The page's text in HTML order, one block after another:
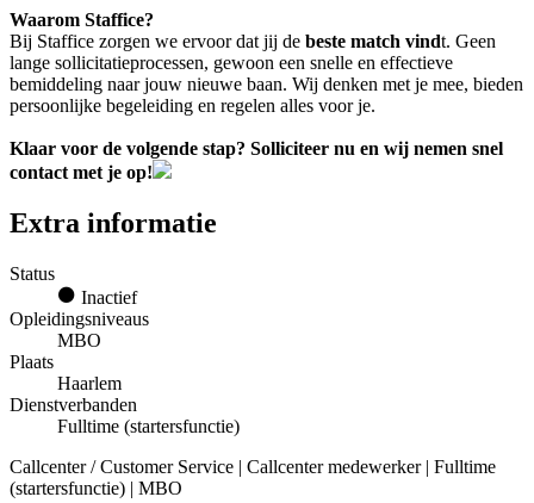
Waarom Staffice?
Bij Staffice zorgen we ervoor dat jij de beste match vindt. Geen
lange sollicitatieprocessen, gewoon een snelle en effectieve
bemiddeling naar jouw nieuwe baan. Wij denken met je mee, bieden
persoonlijke begeleiding en regelen alles voor je.
Klaar voor de volgende stap? Solliciteer nu en wij nemen snel
contact met je op!
Extra informatie
Status
Inactief
Opleidingsniveaus
MBO
Plaats
Haarlem
Dienstverbanden
Fulltime (startersfunctie)
Callcenter / Customer Service | Callcenter medewerker | Fulltime
(startersfunctie) | MBO